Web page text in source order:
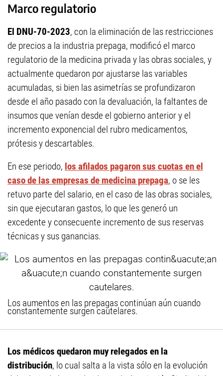
Marco regulatorio
El DNU-70-2023, con la eliminación de las restricciones
de precios a la industria prepaga, modificó el marco
regulatorio de la medicina privada y las obras sociales, y
actualmente quedaron por ajustarse las variables
acumuladas, si bien las asimetrías se profundizaron
desde el año pasado con la devaluación, la faltantes de
insumos que venían desde el gobierno anterior y el
incremento exponencial del rubro medicamentos,
prótesis y descartables.
En ese periodo, los afilados pagaron sus cuotas en el
caso de las empresas de medicina prepaga, o se les
retuvo parte del salario, en el caso de las obras sociales,
sin que ejecutaran gastos, lo que les generó un
excedente y consecuente incremento de sus reservas
técnicas y sus ganancias.
Los aumentos en las prepagas continúan aún cuando
constantemente surgen cautelares.
Los médicos quedaron muy relegados en la
distribución, lo cual salta a la vista sólo en la evolución